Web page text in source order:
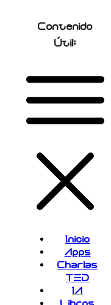
Contenido
Útil:
Inicio
Apps
Charlas
TED
IA